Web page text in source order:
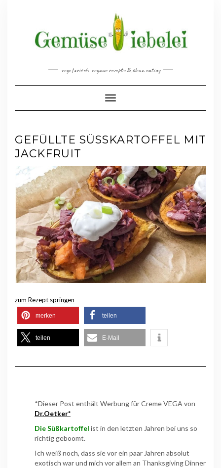
vegetarisch-vegane rezepte & clean eating
Toggle Navigation
GEFÜLLTE SÜSSKARTOFFEL MIT J
ACKFRUIT
zum Rezept springen
merken teilen
teilen E-Mail
*Dieser Post enthält Werbung für Creme VEGA von
Dr.Oetker*
Die Süßkartoffel ist in den letzten Jahren bei uns so
richtig geboomt.
Ich weiß noch, dass sie vor ein paar Jahren absolut
exotisch war und mich vor allem an Thanksgiving Dinner